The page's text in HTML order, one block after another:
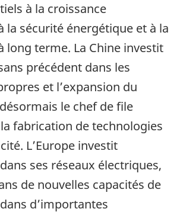
à la croissance
la sécurité énergétique et à la
long terme. La Chine investit
précédent dans les
et l’expansion du
le chef de file
fabrication de technologies
L’Europe investit
ses réseaux électriques,
de nouvelles capacités de
d’importantes